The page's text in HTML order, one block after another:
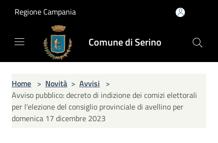
Regione Campania
Comune di Serino
Home > Novità > Avvisi >
Avviso pubblico: decreto di indizione dei comizi elettorali
per l'elezione del consiglio provinciale di avellino per
domenica 17 dicembre 2023